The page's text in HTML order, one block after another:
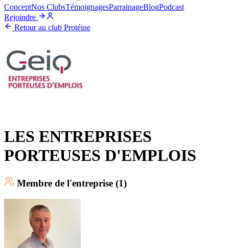
ConceptNos ClubsTémoignagesParrainageBlogPodcast
Rejoindre
Retour au club Protéine
LES ENTREPRISES
PORTEUSES D'EMPLOIS
Membre de l'entreprise (1)